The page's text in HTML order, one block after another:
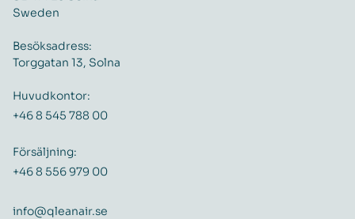
Sweden
Besöksadress:
Torggatan 13, Solna
Huvudkontor:
+46 8 545 788 00
Försäljning:
+46 8 556 979 00
info@qleanair.se